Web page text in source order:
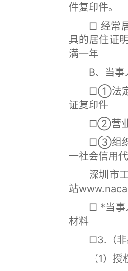
件复印件。
□ 经常居
具的居住证
满一年
B、当事人
□①法定代
证复印件
□②营业执
□③组织机
一社会信用
深圳市工
站
□ *当事人
材料
□3.（非必
（1）授